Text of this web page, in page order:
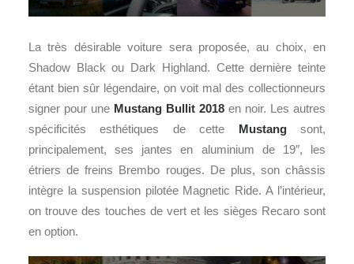
La très désirable voiture sera proposée, au choix, en
Shadow Black ou Dark Highland. Cette dernière teinte
étant bien sûr légendaire, on voit mal des collectionneurs
signer pour une Mustang Bullit 2018 en noir. Les autres
spécificités esthétiques de cette Mustangsont,
principalement, ses jantes en aluminium de 19″, les
étriers de freins Brembo rouges. De plus, son châssis
intègre la suspension pilotée Magnetic Ride. A l’intérieur,
on trouve des touches de vert et les sièges Recaro sont
en option.